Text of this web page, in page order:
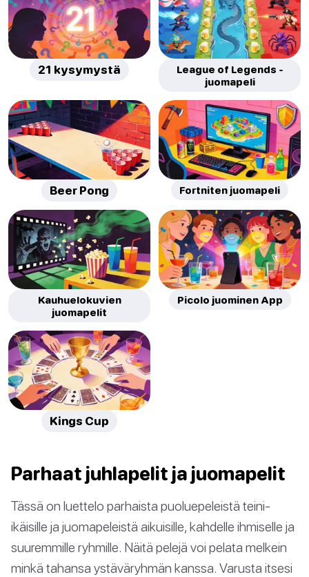
21 kysymystä
League of Legends -
juomapeli
Beer Pong Fortniten juomapeli
Kauhuelokuvien
juomapelit
Picolo juominen App
Kings Cup
Parhaat juhlapelit ja juomapelit
Tässä on luettelo parhaista puoluepeleistä teini-
ikäisille ja juomapeleistä aikuisille, kahdelle ihmiselle ja
suuremmille ryhmille. Näitä pelejä voi pelata melkein
minkä tahansa ystäväryhmän kanssa. Varusta itsesi